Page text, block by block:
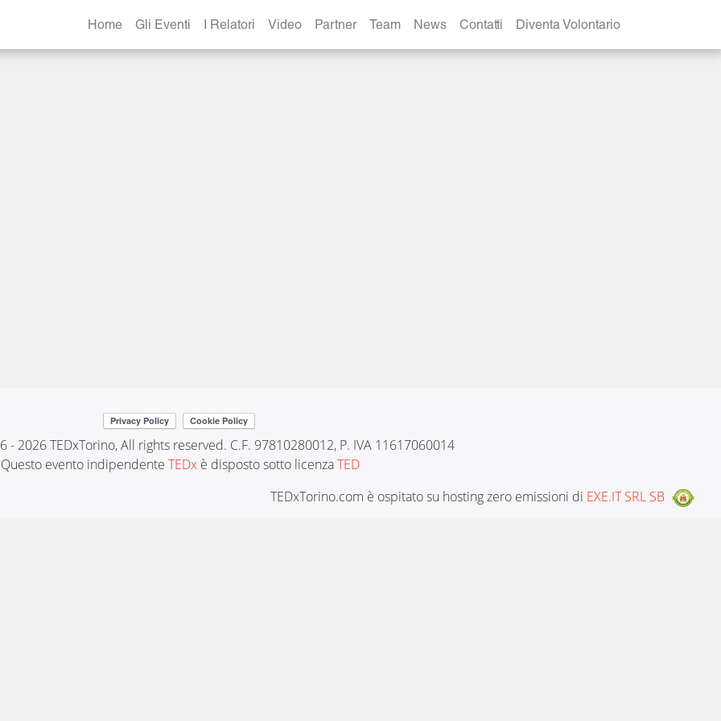
Home Gli Eventi I Relatori Video Partner Team News Contatti Diventa Volontario
- 2026 TEDxTorino, All rights reserved. C.F. 97810280012, P. IVA 11617060014
Questo evento indipendente TEDx è disposto sotto licenzaTED
TEDxTorino.com è ospitato su hosting zero emissioni di EXE.IT SRL SB